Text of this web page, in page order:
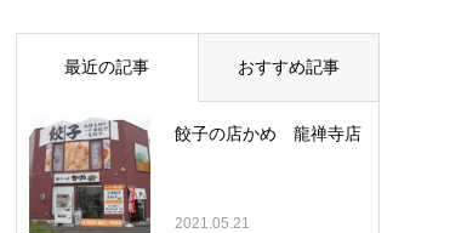
最近の記事 おすすめ記事
餃子の店かめ 龍禅寺店
2021.05.21